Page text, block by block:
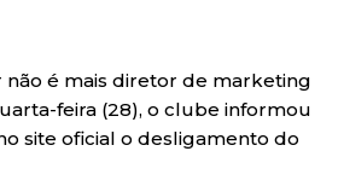
não é mais diretor de marketing
feira (28), o clube informou
site oficial o desligamento do